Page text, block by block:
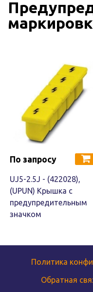
По запросу
UJ5-2.5J - (422028),
(UPUN) Крышка с
предупредительным
значком
Политика
Обратная